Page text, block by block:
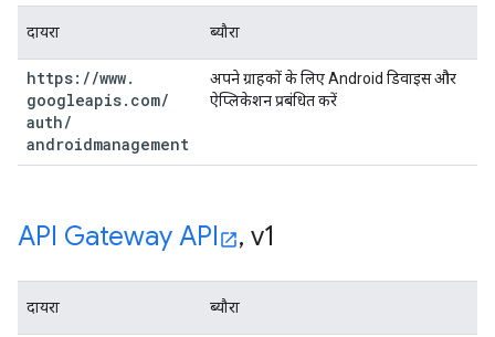
दायरा ब्यौरा
https: //www.
googleapis. com/
auth/
androidmanagement
अपने ग्राहकों के लिए Android डिवाइस और
ऐप्लिकेशन प्रबंधित करें
API Gateway API , v1
दायरा ब्यौरा